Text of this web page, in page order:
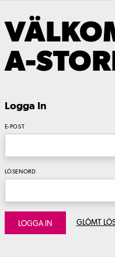
A-
Logga In
E-POST
LÖSENORD
LOGGA IN GLÖMT